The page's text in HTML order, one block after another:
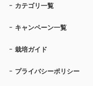
カテゴリ一覧
キャンペーン一覧
栽培ガイド
プライバシーポリシー